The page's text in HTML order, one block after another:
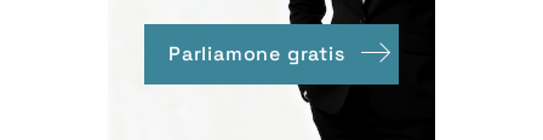
Parliamone gratis